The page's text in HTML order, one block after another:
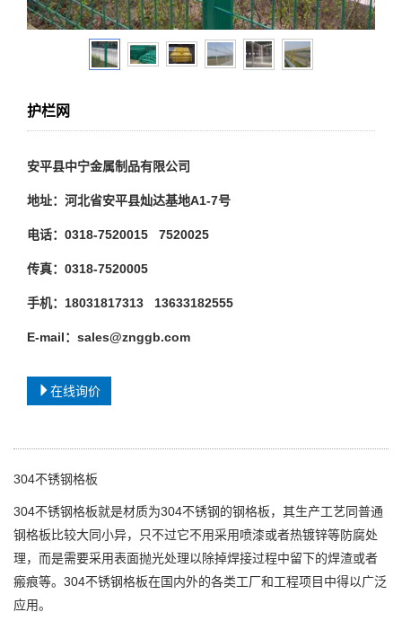
护栏网
安平县中宁金属制品有限公司
地址：河北省安平县灿达基地A1-7号
电话：0318-7520015 7520025
传真：0318-7520005
手机：18031817313 13633182555
E-mail：sales@znggb.com
在线询价
304不锈钢格板
304不锈钢格板就是材质为304不锈钢的钢格板，其生产工艺同普通
钢格板比较大同小异，只不过它不用采用喷漆或者热镀锌等防腐处
理，而是需要采用表面抛光处理以除掉焊接过程中留下的焊渣或者
瘢痕等。304不锈钢格板在国内外的各类工厂和工程项目中得以广泛
应用。